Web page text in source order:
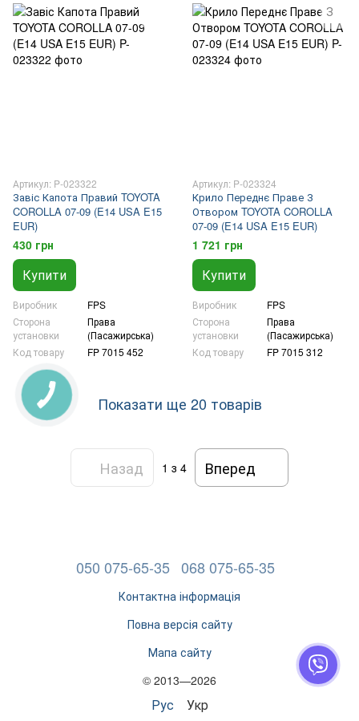
Артикул: P-023322
Завіс Капота Правий TOYOTA
COROLLA 07-09 (E14 USA E15
EUR)
430 грн
Купити
Виробник
FPS
Сторона
установки
Права
(Пасажирська)
Код товару
FP 7015 452
Артикул: P-023324
Крило Переднє Праве З
Отвором TOYOTA COROLLA
07-09 (E14 USA E15 EUR)
1 721 грн
Купити
Виробник
FPS
Сторона
установки
Права
(Пасажирська)
Код товару
FP 7015 312
Показати ще 20 товарів
Назад 1 з 4 Вперед
050 075-65-35 068 075-65-35
Контактна інформація
Повна версія сайту
Мапа сайту
© 2013—2026
Рус Укр